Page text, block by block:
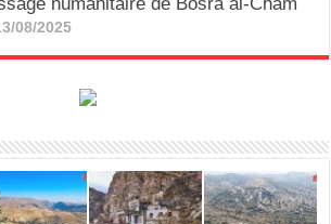
08/2025